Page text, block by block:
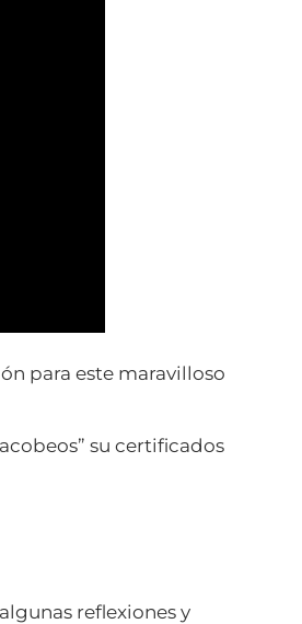
para este maravilloso
su certificados
reflexiones y